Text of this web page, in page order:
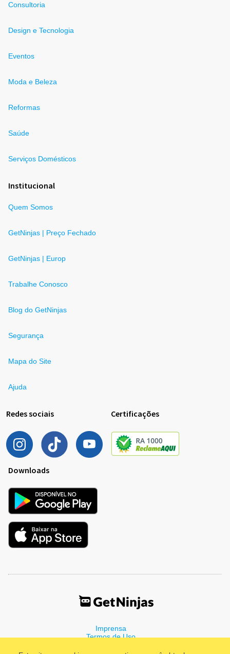
Consultoria
Design e Tecnologia
Eventos
Moda e Beleza
Reformas
Saúde
Serviços Domésticos
Institucional
Quem Somos
GetNinjas | Preço Fechado
GetNinjas | Europ
Trabalhe Conosco
Blog do GetNinjas
Segurança
Mapa do Site
Ajuda
Redes sociais Certificações
Downloads
Imprensa
Termos de Uso